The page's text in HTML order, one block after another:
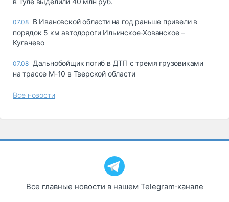
07.08 В Ивановской области на год раньше привели в
порядок 5 км автодороги Ильинское-Хованское –
Кулачево
07.08 Дальнобойщик погиб в ДТП с тремя грузовиками
на трассе М-10 в Тверской области
Все новости
Все главные новости в нашем Telegram‑канале